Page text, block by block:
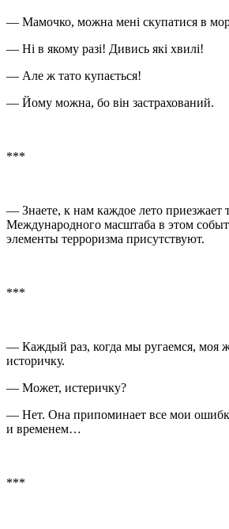
— Мамочко, можна мені скупатися в
— Ні в якому разі! Дивись які хвилі!
— Але ж тато купається!
— Йому можна, бо він застрахований.
***
— Знаете, к нам каждое лето приезжает
Международного масштаба в этом
элементы терроризма присутствуют.
***
— Каждый раз, когда мы ругаемся, моя
историчку.
— Может, истеричку?
— Нет. Она припоминает все мои
и временем…
***